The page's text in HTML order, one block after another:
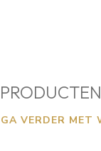
GA VERDER MET